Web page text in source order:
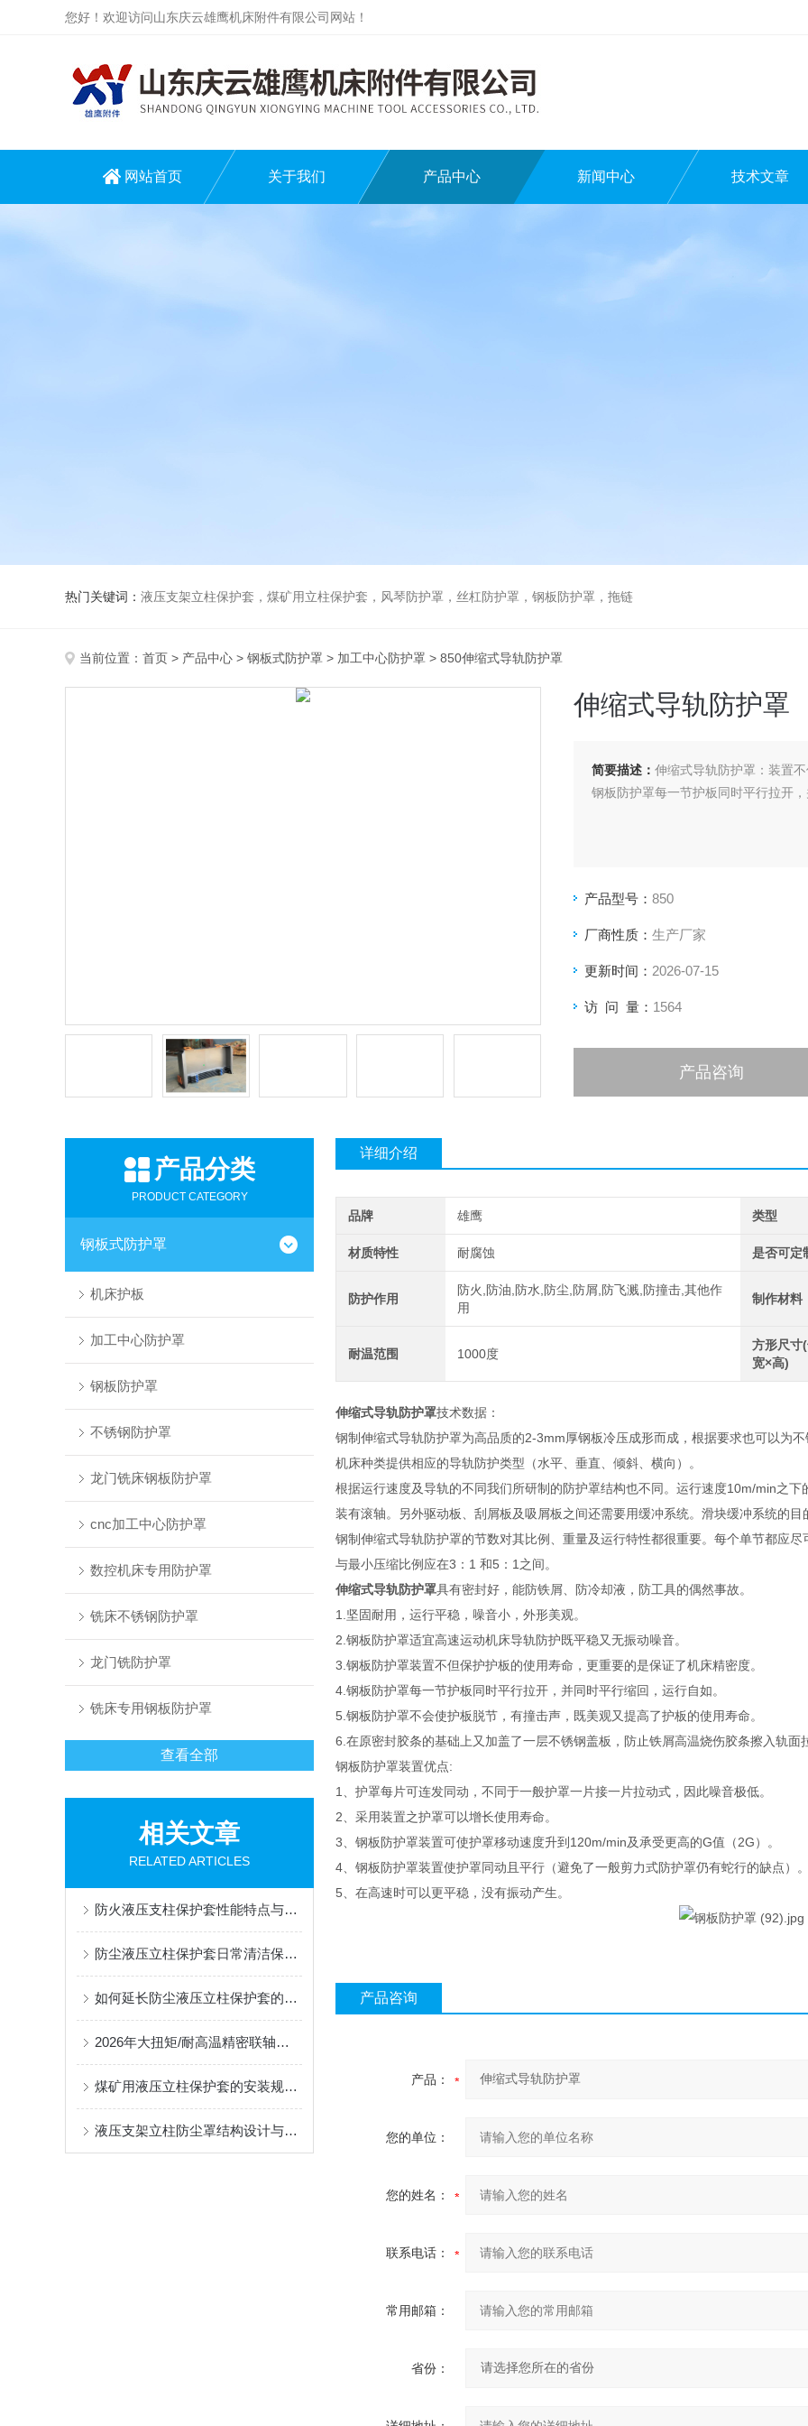
您好！欢迎访问山东庆云雄鹰机床附件有限公司网站！
网站首页 关于我们 产品中心 新闻中心 技术文章
热门关键词： 液压支架立柱保护套，煤矿用立柱保护套，风琴防护罩，丝杠防护罩，钢板防护罩，拖链
当前位置： 首页 > 产品中心 > 钢板式防护罩 > 加工中心防护罩 > 850伸缩式导轨防护罩
伸缩式导轨防护罩
简要描述： 伸缩式导轨防护罩：装置
钢板防护罩每一节护板同时平行拉开
产品型号： 850
厂商性质： 生产厂家
更新时间： 2026-07-15
访 问 量： 1564
产品咨询
产品分类
PRODUCT CATEGORY
钢板式防护罩
机床护板
加工中心防护罩
钢板防护罩
不锈钢防护罩
龙门铣床钢板防护罩
cnc加工中心防护罩
数控机床专用防护罩
铣床不锈钢防护罩
龙门铣防护罩
铣床专用钢板防护罩
查看全部
相关文章
RELATED ARTICLES
防火液压支柱保护套性能特点与阻燃防护应用
防尘液压立柱保护套日常清洁保养与更换规范
如何延长防尘液压立柱保护套的使用寿命？
2026年大扭矩/耐高温精密联轴器定制找哪家？能实现精准定制的优质厂家盘点
煤矿用液压立柱保护套的安装规范与使用寿命提升方案
液压支架立柱防尘罩结构设计与密封防护原理
详细介绍
品牌 雄鹰 类型
材质特性 耐腐蚀 是否可定
防护作用
防火,防油,防水,防尘,防屑,防飞溅,防撞击,其他作
用
制作材料
耐温范围 1000度
方形尺寸
宽×高)
伸缩式导轨防护罩技术数据：
钢制伸缩式导轨防护罩为高品质的2-3mm厚钢板冷压成形而成，根据要求也可以为
机床种类提供相应的导轨防护类型（水平、垂直、倾斜、横向）。
根据运行速度及导轨的不同我们所研制的防护罩结构也不同。运行速度10m/min之
装有滚轴。另外驱动板、刮屑板及吸屑板之间还需要用缓冲系统。滑块缓冲系统的
钢制伸缩式导轨防护罩的节数对其比例、重量及运行特性都很重要。每个单节都应
与最小压缩比例应在3：1 和5：1之间。
伸缩式导轨防护罩具有密封好，能防铁屑、防冷却液，防工具的偶然事故。
1.坚固耐用，运行平稳，噪音小，外形美观。
2.钢板防护罩适宜高速运动机床导轨防护既平稳又无振动噪音。
3.钢板防护罩装置不但保护护板的使用寿命，更重要的是保证了机床精密度。
4.钢板防护罩每一节护板同时平行拉开，并同时平行缩回，运行自如。
5.钢板防护罩不会使护板脱节，有撞击声，既美观又提高了护板的使用寿命。
6.在原密封胶条的基础上又加盖了一层不锈钢盖板，防止铁屑高温烧伤胶条擦入
钢板防护罩装置优点:
1、护罩每片可连发同动，不同于一般护罩一片接一片拉动式，因此噪音极低。
2、采用装置之护罩可以增长使用寿命。
3、钢板防护罩装置可使护罩移动速度升到120m/min及承受更高的G值（2G）。
4、钢板防护罩装置使护罩同动且平行（避免了一般剪力式防护罩仍有蛇行的缺点）
5、在高速时可以更平稳，没有振动产生。
产品咨询
产品：
您的单位：
您的姓名：
联系电话：
常用邮箱：
省份：